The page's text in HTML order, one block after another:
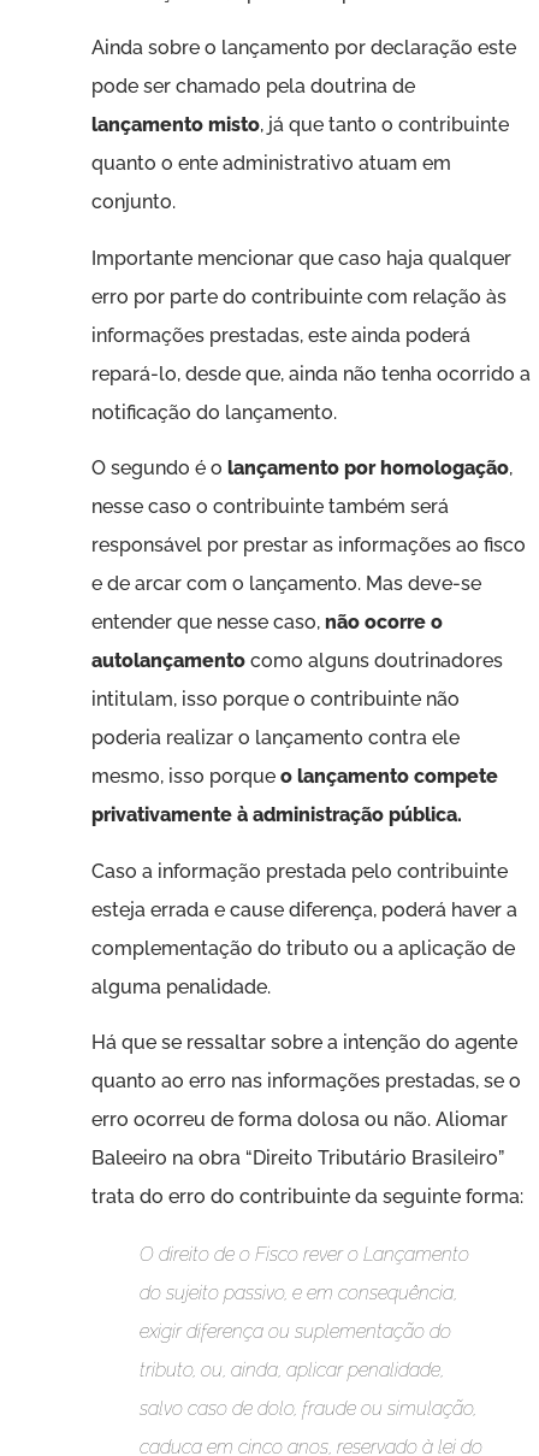
Ainda sobre o lançamento por declaração este
pode ser chamado pela doutrina de
lançamento misto, já que tanto o contribuinte
quanto o ente administrativo atuam em
conjunto.
Importante mencionar que caso haja qualquer
erro por parte do contribuinte com relação às
informações prestadas, este ainda poderá
repará-lo, desde que, ainda não tenha ocorrido a
notificação do lançamento.
O segundo é o lançamento por homologação,
nesse caso o contribuinte também será
responsável por prestar as informações ao fisco
e de arcar com o lançamento. Mas deve-se
entender que nesse caso, não ocorre o
autolançamento como alguns doutrinadores
intitulam, isso porque o contribuinte não
poderia realizar o lançamento contra ele
mesmo, isso porque o lançamento compete
privativamente à administração pública.
Caso a informação prestada pelo contribuinte
esteja errada e cause diferença, poderá haver a
complementação do tributo ou a aplicação de
alguma penalidade.
Há que se ressaltar sobre a intenção do agente
quanto ao erro nas informações prestadas, se o
erro ocorreu de forma dolosa ou não. Aliomar
Baleeiro na obra “Direito Tributário Brasileiro”
trata do erro do contribuinte da seguinte forma:
O direito de o Fisco rever o Lançamento
do sujeito passivo, e em consequência,
exigir diferença ou suplementação do
tributo, ou, ainda, aplicar penalidade,
salvo caso de dolo, fraude ou simulação,
caduca em cinco anos, reservado à lei do